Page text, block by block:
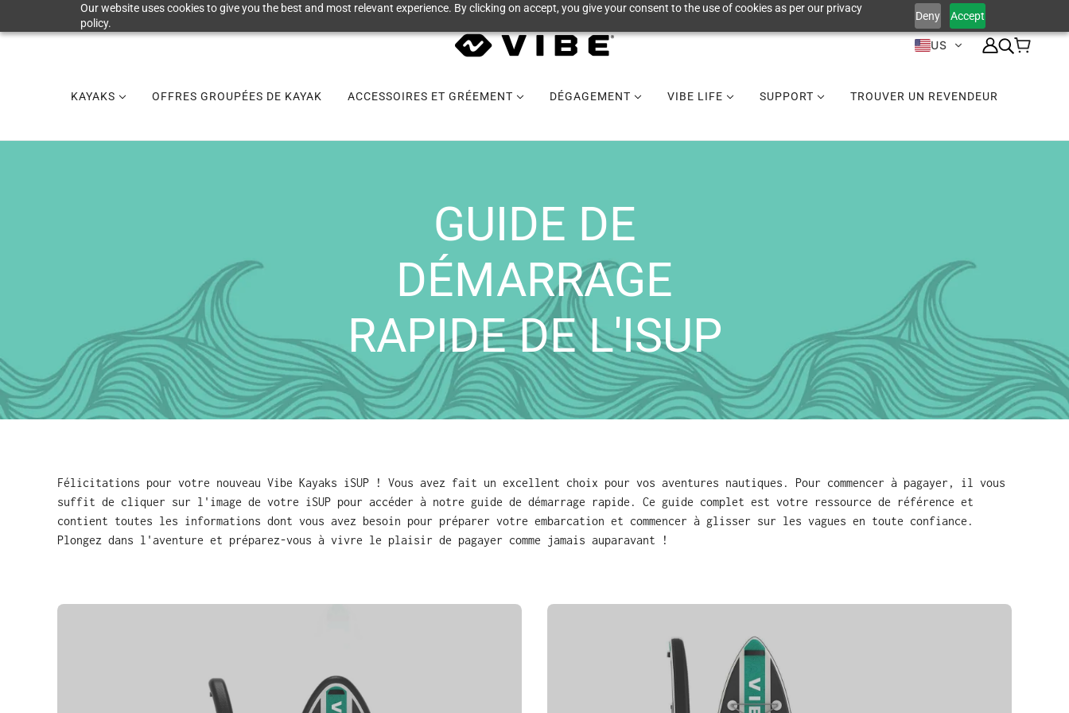
Our website uses cookies to give you the best and most relevant experience. By clicking on accept, you give your consent to the use of cookies as per our privacy
policy.
Deny Accept
US
KAYAKS OFFRES GROUPÉES DE KAYAK ACCESSOIRES ET GRÉEMENT DÉGAGEMENT VIBE LIFE SUPPORT TROUVER UN REVENDEUR
GUIDE DE
DÉMARRAGE
RAPIDE DE L'ISUP
Félicitations pour votre nouveau Vibe Kayaks iSUP ! Vous avez fait un excellent choix pour vos aventures nautiques. Pour commencer à pagayer, il vous
suffit de cliquer sur l'image de votre iSUP pour accéder à notre guide de démarrage rapide. Ce guide complet est votre ressource de référence et
contient toutes les informations dont vous avez besoin pour préparer votre embarcation et commencer à glisser sur les vagues en toute confiance.
Plongez dans l'aventure et préparez-vous à vivre le plaisir de pagayer comme jamais auparavant !